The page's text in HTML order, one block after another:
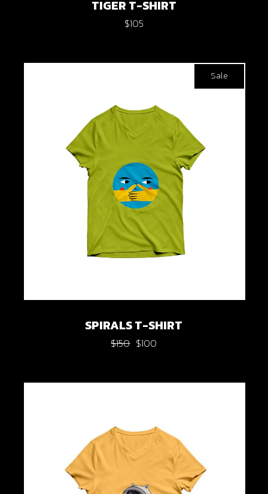
TIGER T-SHIRT
$105
Sale
SPIRALS T-SHIRT
$150 Original
$100
Current